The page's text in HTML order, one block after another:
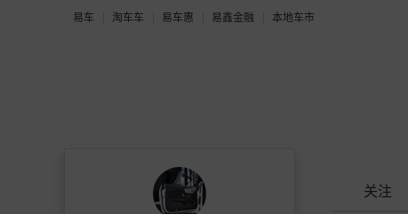
易车 淘车车 易车惠 易鑫金融 本地车市
关注